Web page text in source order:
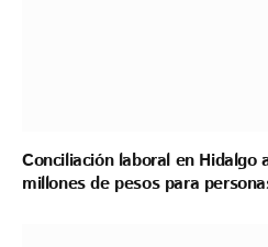
Conciliación laboral en Hidalgo
millones de pesos para